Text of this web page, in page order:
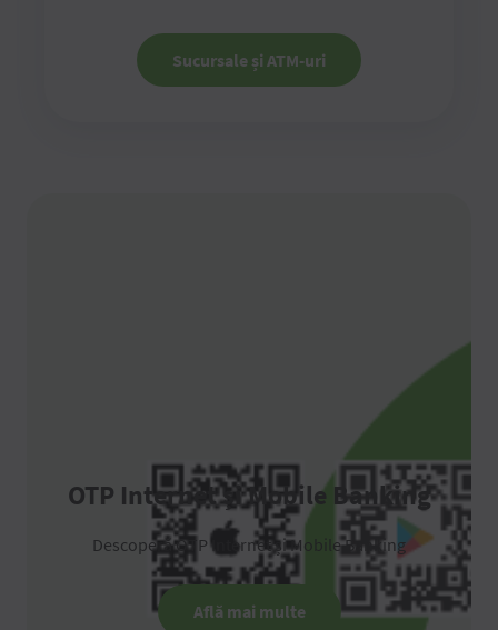
Sucursale și ATM-uri
OTP Internet și Mobile Banking
Descoperă OTP Internet și Mobile Banking
Află mai multe